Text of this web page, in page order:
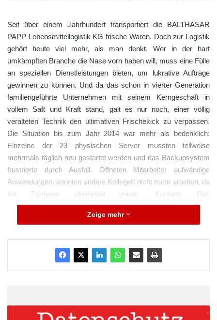
Seit über einem Jahrhundert transportiert die BALTHASAR
PAPP Lebensmittellogistik KG frische Waren. Doch zur Logistik
gehört heute viel mehr, als man denkt. Wer in der hart
umkämpften Branche die Nase vorn haben will, muss eine Fülle
an speziellen Dienstleistungen bieten, um lukrative Aufträge
gewinnen zu können. Und da das schon in vierter Generation
familiengeführte Unternehmen mit seinem Kerngeschäft in
vollem Saft und Kraft stand, galt es nur noch, einer völlig
veralteten Technik den ultimativen Frischekick zu verpassen.
Die Situation bis zum Jahr 2014 war mehr als bedenklich:
Einzelne der 23 physischen Server mussten teilweise
mehrmals täglich neu gestartet werden und das Backupsystem
frustrierte durch Ausfall. Öffneten Mitarbeiter aufwändige
Anwendungen, konnten andere Kollegen nicht mehr arbeiten, da
die Systeme überlastet waren. Kurzum: Das
Mindesthaltbarkeitsdatum der verwendeten Technik war schon
Glücklicherweise hat die Geschäftsführung des Unternehmens
einen offenen Blick für die technischen Baustellen und vergab in
Wachstum, Nachhaltigkeit, Sicherheit – am umfangreichsten
Zeige mehr